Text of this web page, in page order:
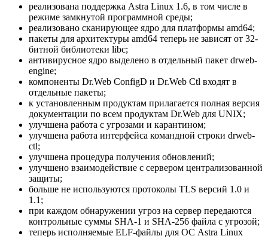
реализована поддержка Astra Linux 1.6, в том числе в
режиме замкнутой программной среды;
реализовано сканирующее ядро для платформы amd64;
пакеты для архитектуры amd64 теперь не зависят от 32-
битной библиотеки libc;
антивирусное ядро выделено в отдельный пакет drweb-
engine;
компоненты Dr.Web ConfigD и Dr.Web Ctl входят в
отдельные пакеты;
к установленным продуктам прилагается полная версия
документации по всем продуктам Dr.Web для UNIX;
улучшена работа с угрозами и карантином;
улучшена работа интерфейса командной строки drweb-
ctl;
улучшена процедура получения обновлений;
улучшено взаимодействие с сервером централизованной
защиты;
больше не используются протоколы TLS версий 1.0 и
1.1;
при каждом обнаружении угроз на сервер передаются
контрольные суммы SHA-1 и SHA-256 файла с угрозой;
теперь исполняемые ELF-файлы для ОС Astra Linux